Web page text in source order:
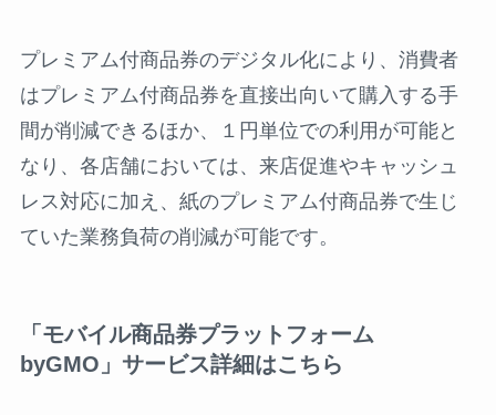
プレミアム付商品券のデジタル化により、消費者
はプレミアム付商品券を直接出向いて購入する手
間が削減できるほか、１円単位での利用が可能と
なり、各店舗においては、来店促進やキャッシュ
レス対応に加え、紙のプレミアム付商品券で生じ
ていた業務負荷の削減が可能です。
「モバイル商品券プラットフォーム
byGMO」サービス詳細はこちら